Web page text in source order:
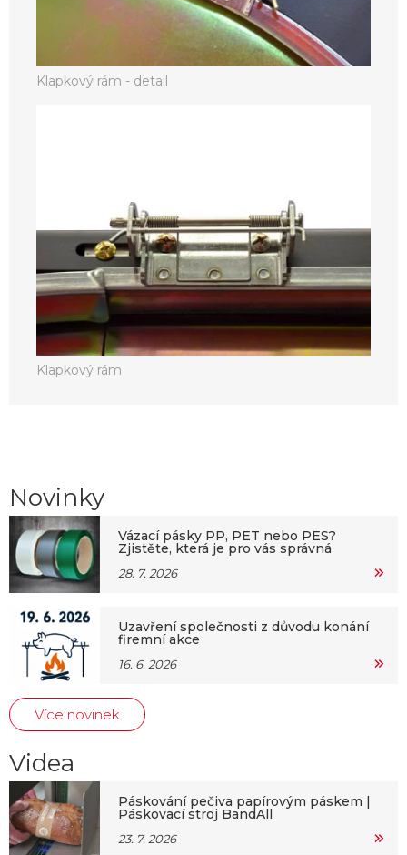
Klapkový rám - detail
Klapkový rám
Novinky
Vázací pásky PP, PET nebo PES?
Zjistěte, která je pro vás správná
28. 7. 2026
Uzavření společnosti z důvodu konání
firemní akce
16. 6. 2026
Více novinek
Videa
Páskování pečiva papírovým páskem |
Páskovací stroj BandAll
23. 7. 2026